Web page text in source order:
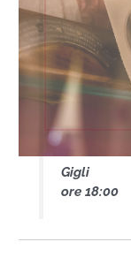
Gigli
ore 18:00